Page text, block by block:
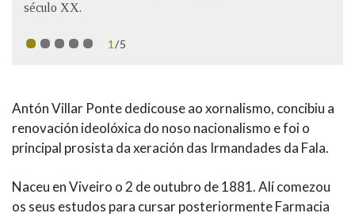
século XX.
1 /5
BIOGRAFÍA
Antón Villar Ponte dedicouse ao xornalismo, concibiu a
renovación ideolóxica do noso nacionalismo e foi o
principal prosista da xeración das Irmandades da Fala.
Naceu en Viveiro o 2 de outubro de 1881. Alí comezou
os seus estudos para cursar posteriormente Farmacia